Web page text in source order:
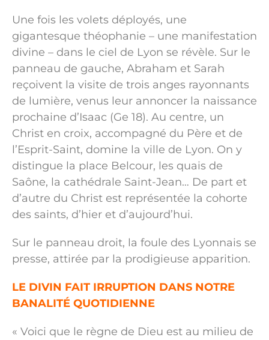
Une fois les volets déployés, une
gigantesque théophanie – une manifestation
divine – dans le ciel de Lyon se révèle. Sur le
panneau de gauche, Abraham et Sarah
reçoivent la visite de trois anges rayonnants
de lumière, venus leur annoncer la naissance
prochaine d’Isaac (Ge 18). Au centre, un
Christ en croix, accompagné du Père et de
l’Esprit-Saint, domine la ville de Lyon. On y
distingue la place Belcour, les quais de
Saône, la cathédrale Saint-Jean… De part et
d’autre du Christ est représentée la cohorte
des saints, d’hier et d’aujourd’hui.
Sur le panneau droit, la foule des Lyonnais se
presse, attirée par la prodigieuse apparition.
LE DIVIN FAIT IRRUPTION DANS NOTRE
BANALITÉ QUOTIDIENNE
« Voici que le règne de Dieu est au milieu de